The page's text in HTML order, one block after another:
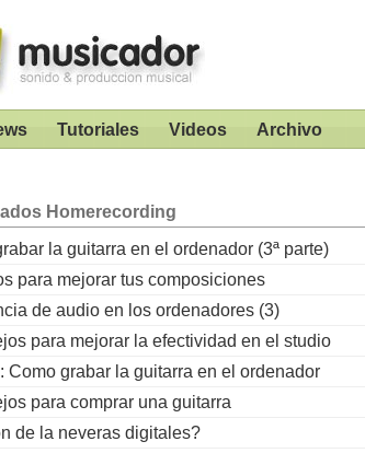
Tutoriales Videos Archivo
Homerecording
la guitarra en el ordenador (3ª parte)
para mejorar tus composiciones
de audio en los ordenadores (3)
para mejorar la efectividad en el studio
Como grabar la guitarra en el ordenador
para comprar una guitarra
de la neveras digitales?